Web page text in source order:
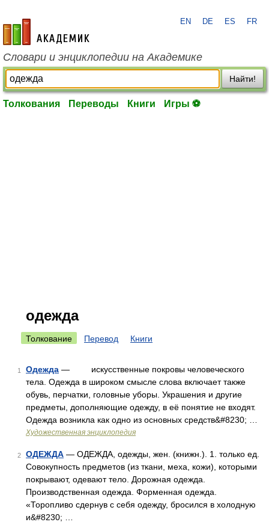
academic.ru
EN DE ES FR
Словари и энциклопедии на Академике
Найти!
Толкования Переводы Книги Игры ⚽
одежда
Толкование Перевод Книги
1 Одежда — искусственные покровы человеческого
тела. Одежда в широком смысле слова включает также
обувь, перчатки, головные уборы. Украшения и другие
предметы, дополняющие одежду, в её понятие не входят.
Одежда возникла как одно из основных средств&#8230; …
Художественная энциклопедия
2 ОДЕЖДА — ОДЕЖДА, одежды, жен. (книжн.). 1. только ед.
Совокупность предметов (из ткани, меха, кожи), которыми
покрывают, одевают тело. Дорожная одежда.
Производственная одежда. Форменная одежда.
«Торопливо сдернув с себя одежду, бросился в холодную
и&#8230; …